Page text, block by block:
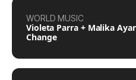
WORLD MUSIC
Violeta Parra + Malika
Change